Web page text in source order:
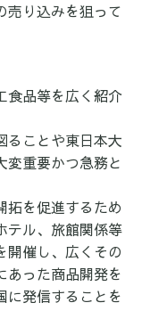
売り込みを狙って
食品等を広く紹介
ることや東日本大
変重要かつ急務と
拓を促進するため
テル、旅館関係等
開催し、広くその
あった商品開発を
に発信することを